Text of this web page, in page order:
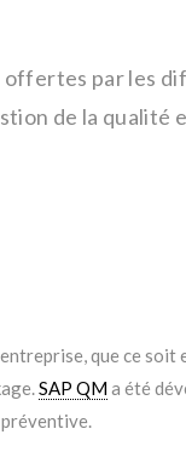
par les
de la qualité
que ce soit
SAP QMa été